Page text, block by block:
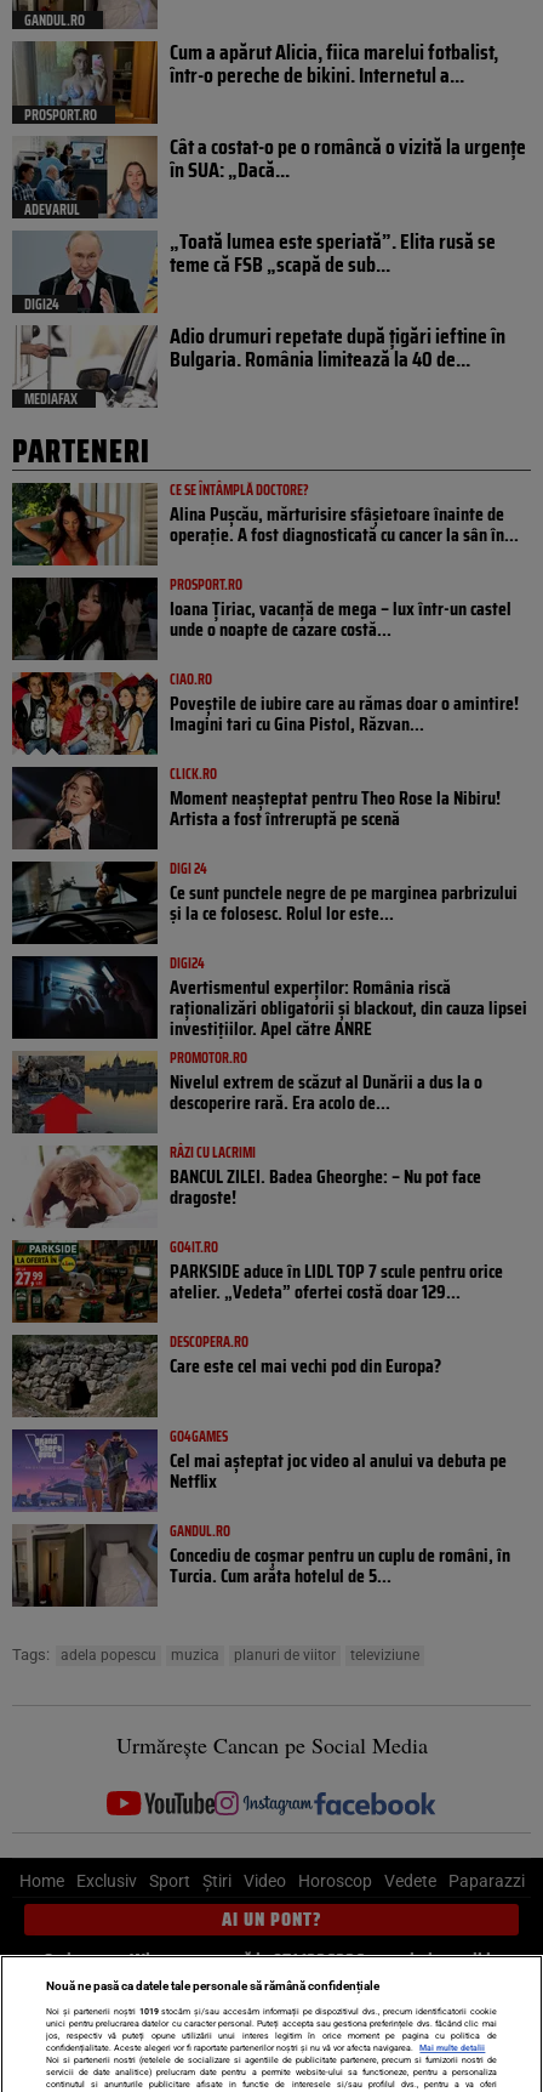
GANDUL.RO
PROSPORT.RO
Cum a apărut Alicia, fiica marelui fotbalist,
într-o pereche de bikini. Internetul a...
ADEVARUL
Cât a costat-o pe o româncă o vizită la urgențe
în SUA: „Dacă...
DIGI24
„Toată lumea este speriată”. Elita rusă se
teme că FSB „scapă de sub...
MEDIAFAX
Adio drumuri repetate după țigări ieftine în
Bulgaria. România limitează la 40 de...
PARTENERI
CE SE ÎNTÂMPLĂ DOCTORE?
Alina Pușcău, mărturisire sfâșietoare înainte de
operație. A fost diagnosticată cu cancer la sân în...
PROSPORT.RO
Ioana Țiriac, vacanță de mega – lux într-un castel
unde o noapte de cazare costă...
CIAO.RO
Poveştile de iubire care au rămas doar o amintire!
Imagini tari cu Gina Pistol, Răzvan...
CLICK.RO
Moment neașteptat pentru Theo Rose la Nibiru!
Artista a fost întreruptă pe scenă
DIGI 24
Ce sunt punctele negre de pe marginea parbrizului
și la ce folosesc. Rolul lor este...
DIGI24
Avertismentul experților: România riscă
raționalizări obligatorii și blackout, din cauza lipsei
investițiilor. Apel către ANRE
PROMOTOR.RO
Nivelul extrem de scăzut al Dunării a dus la o
descoperire rară. Era acolo de...
RÂZI CU LACRIMI
BANCUL ZILEI. Badea Gheorghe: – Nu pot face
dragoste!
GO4IT.RO
PARKSIDE aduce în LIDL TOP 7 scule pentru orice
atelier. „Vedeta” ofertei costă doar 129...
DESCOPERA.RO
Care este cel mai vechi pod din Europa?
GO4GAMES
Cel mai așteptat joc video al anului va debuta pe
Netflix
GANDUL.RO
Concediu de coșmar pentru un cuplu de români, în
Turcia. Cum arăta hotelul de 5...
Tags: adela popescu muzica planuri de viitor televiziune
Urmărește Cancan pe Social Media
Home Exclusiv Sport Știri Video Horoscop Vedete Paparazzi
AI UN PONT?
Scrie-ne pe Whatsapp, sună la 0741226226 sau trimite mail la
pont@cancan.ro
Știri interne Știri externe
Politică
Ultimele stiri
Diete Insula Iubirii Dictionar de vise LIFE STYLE
Nouă ne pasă ca datele tale personale să rămână confidențiale
Noi și partenerii noștri 1019stocăm și/sau accesăm informații pe dispozitivul dvs., precum identificatorii cookie
unici pentru prelucrarea datelor cu caracter personal. Puteți accepta sau gestiona preferințele dvs. făcând clic mai
jos, respectiv vă puteți opune utilizării unui interes legitim în orice moment pe pagina cu politica de
confidențialitate. Aceste alegeri vor fi raportate partenerilor noștri și nu vă vor afecta navigarea.
Mai multe detalii
Noi si partenerii nostri (retelele de socializare si agentiile de publicitate partenere, precum si furnizorii nostri de
servicii de date analitice) prelucram date pentru a permite website-ului sa functioneze, pentru a personaliza
continutul si anunturile publicitare afisate in functie de interesele si/sau profilul dvs., pentru a va oferi